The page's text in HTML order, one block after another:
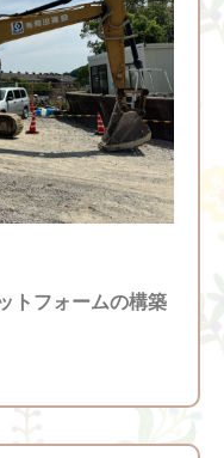
トフォームの構築